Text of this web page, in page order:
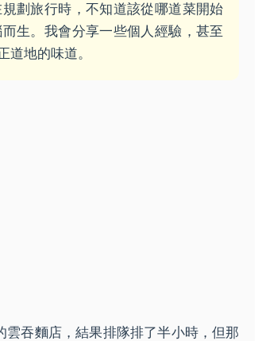
劃旅行時，不知道該從哪道菜開始
生。我會分享一些個人經驗，甚至
地的味道。
吞麵店，結果排隊排了半小時，但那